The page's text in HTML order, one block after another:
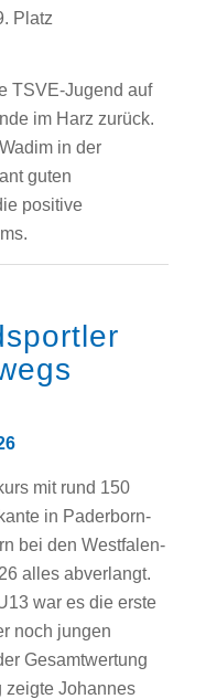
Platz
TSVE-Jugend auf
im Harz zurück.
in der
guten
positive
mit rund 150
in Paderborn-
bei den Westfalen-
alles abverlangt.
war es die erste
noch jungen
Gesamtwertung
zeigte Johannes